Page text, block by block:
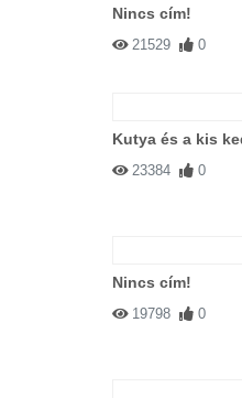
Nincs cím!
21529 0
Kutya és a kis
23384 0
Nincs cím!
19798 0